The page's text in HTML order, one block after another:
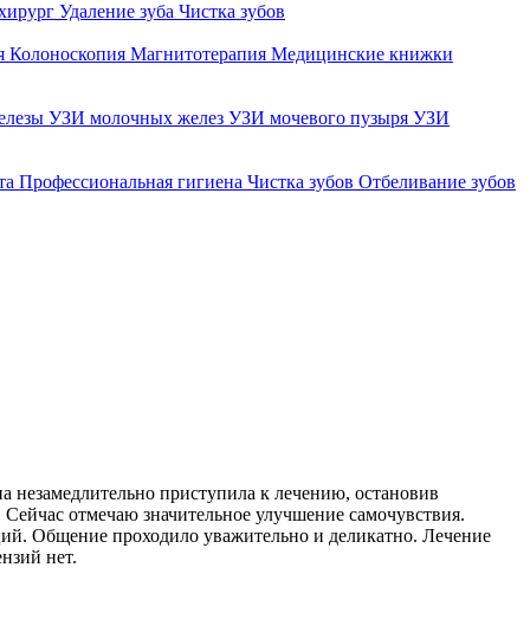
Удаление зуба Чистка зубов
Колоноскопия Магнитотерапия Медицинские книжки
УЗИ молочных желез УЗИ мочевого пузыря УЗИ
Профессиональная гигиена Чистка зубов Отбеливание зубов
приступила к лечению, остановив
отмечаю значительное улучшение самочувствия.
Общение проходило уважительно и деликатно. Лечение
нет.